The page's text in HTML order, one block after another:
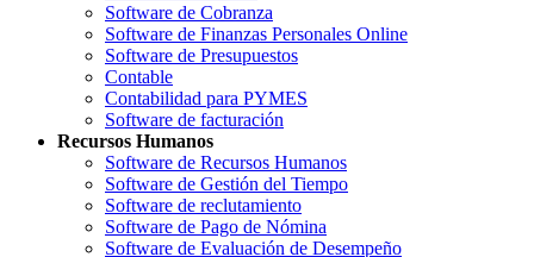
Software de Cobranza
Software de Finanzas Personales Online
Software de Presupuestos
Contable
Contabilidad para PYMES
Software de facturación
Recursos Humanos
Software de Recursos Humanos
Software de Gestión del Tiempo
Software de reclutamiento
Software de Pago de Nómina
Software de Evaluación de Desempeño